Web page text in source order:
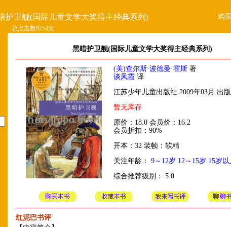
护卫舰(国际儿童文学大奖得主经典系列) 购
总点击数9254次
黑暗护卫舰(国际儿童文学大奖得主经典系列)
(美)查尔斯·波德曼·霍斯 著
谈凤霞 译
江苏少年儿童出版社 2009年03月 出版
暂无库存
原价：18.0 会员价：16.2
会员折扣：90%
开本：32 装帧：软精
关注年龄： 9～12岁 12～15岁 15岁以
综合推荐级别： 5.0
红泥巴书评